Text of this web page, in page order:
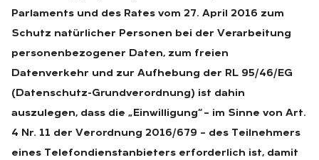
Parlaments und des Rates vom 27. April 2016 zum
Schutz natürlicher Personen bei der Verarbeitung
personenbezogener Daten, zum freien
Datenverkehr und zur Aufhebung der RL 95/46/EG
(Datenschutz-Grundverordnung) ist dahin
auszulegen, dass die „Einwilligung“ – im Sinne von Art.
4 Nr. 11 der Verordnung 2016/679 – des Teilnehmers
eines Telefondienstanbieters erforderlich ist, damit